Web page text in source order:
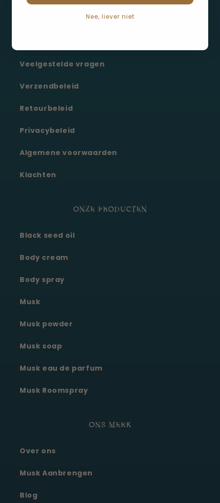
KLANTENSERVICE
Veelgestelde vragen
Verzendbeleid
Retourbeleid
Privacybeleid
Algemene voorwaarden
Klachten
ONZE PRODUCTEN
Black seed oil
Body cream
Body spray
Musk
Musk powder
Musk soap
Musk eau de parfum
Musk Roomspray
ONS MERK
Over ons
Musk Aanbrengen
Blog
Nee, liever niet